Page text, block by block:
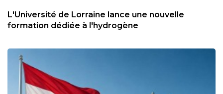
L'Université de Lorraine lance une nouvelle
formation dédiée à l'hydrogène